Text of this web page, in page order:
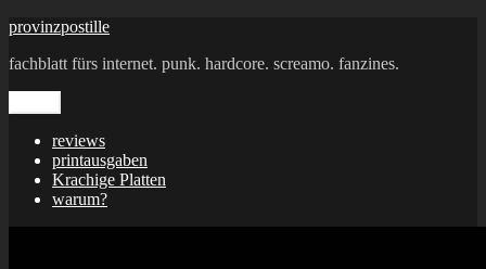
Zum
springen
provinzpostille
fachblatt fürs internet. punk. hardcore. screamo. fanzines.
reviews
printausgaben
Krachige Platten
warum?